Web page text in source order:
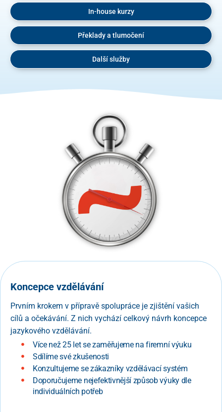
In-house kurzy
Překlady a tlumočení
Další služby
Koncepce vzdělávání
Prvním krokem v přípravě spolupráce je zjištění vašich
cílů a očekávání. Z nich vychází celkový návrh koncepce
jazykového vzdělávání.
Více než 25 let se zaměřujeme na firemní výuku
Sdílíme své zkušenosti
Konzultujeme se zákazníky vzdělávací systém
Doporučujeme nejefektivnější způsob výuky dle
individuálních potřeb